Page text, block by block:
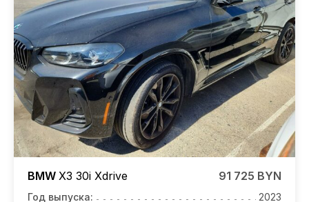
BMW X3 30i Xdrive 91 725 BYN
Год выпуска:
2023